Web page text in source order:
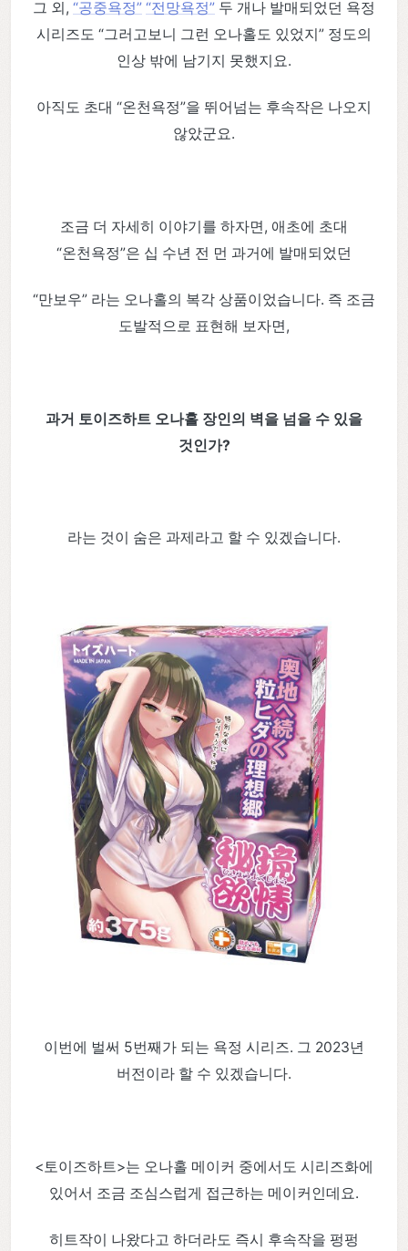
그 외, “공중욕정” “전망욕정” 두 개나 발매되었던 욕정
시리즈도 “그러고보니 그런 오나홀도 있었지” 정도의
인상 밖에 남기지 못했지요.
아직도 초대 “온천욕정”을 뛰어넘는 후속작은 나오지
않았군요.
조금 더 자세히 이야기를 하자면, 애초에 초대
“온천욕정”은 십 수년 전 먼 과거에 발매되었던
“만보우” 라는 오나홀의 복각 상품이었습니다. 즉 조금
도발적으로 표현해 보자면,
과거 토이즈하트 오나홀 장인의 벽을 넘을 수 있을
것인가?
라는 것이 숨은 과제라고 할 수 있겠습니다.
이번에 벌써 5번째가 되는 욕정 시리즈. 그 2023년
버전이라 할 수 있겠습니다.
<토이즈하트>는 오나홀 메이커 중에서도 시리즈화에
있어서 조금 조심스럽게 접근하는 메이커인데요.
히트작이 나왔다고 하더라도 즉시 후속작을 펑펑